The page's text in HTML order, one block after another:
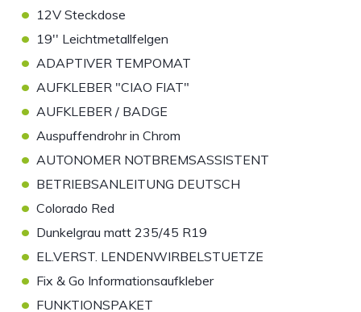
• 12V Steckdose
• 19'' Leichtmetallfelgen
• ADAPTIVER TEMPOMAT
• AUFKLEBER "CIAO FIAT"
• AUFKLEBER / BADGE
• Auspuffendrohr in Chrom
• AUTONOMER NOTBREMSASSISTENT
• BETRIEBSANLEITUNG DEUTSCH
• Colorado Red
• Dunkelgrau matt 235/45 R19
• EL.VERST. LENDENWIRBELSTUETZE
• Fix & Go Informationsaufkleber
• FUNKTIONSPAKET